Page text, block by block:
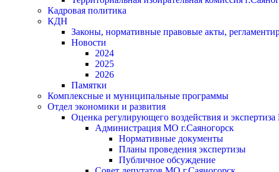
Кадровая политика
КДН
Законы, нормативные правовые акты,
Новости
2024
2025
2026
Памятки
Комплексные и муниципальные программы
Отдел экономики и развития
Оценка регулирующего воздействия и
Администрация МО г.Саяногорск
Нормативные документы
Планы проведения экспертизы
Публичное обсуждение